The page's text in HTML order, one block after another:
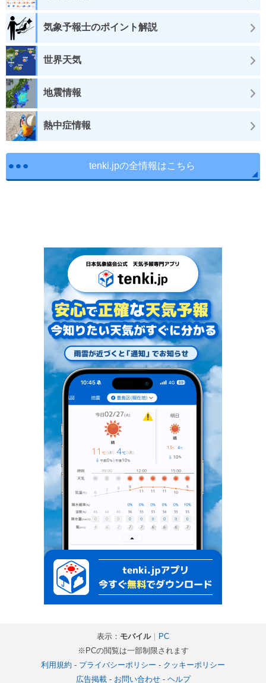
気象予報士のポイント解説
世界天気
地震情報
熱中症情報
tenki.jpの全情報はこちら
表示： モバイル｜
PC
※PCの閲覧は一部制限されます
利用規約 - プライバシーポリシー - クッキーポリシー
広告掲載- お問い合わせ- ヘルプ